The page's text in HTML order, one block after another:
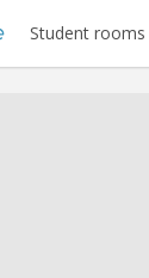
Student rooms